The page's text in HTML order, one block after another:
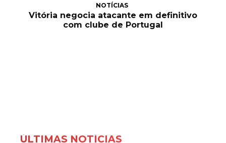
NOTÍCIAS
Vitória negocia atacante em definitivo
com clube de Portugal
ÚLTIMAS NOTÍCIAS